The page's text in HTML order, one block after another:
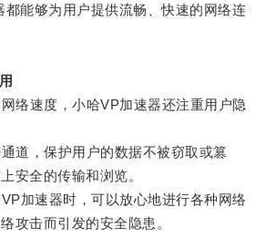
都能够为用户提供流畅、快速的网络连
速度，小哈VP加速器还注重用户隐
，保护用户的数据不被窃取或篡
安全的传输和浏览。
加速器时，可以放心地进行各种网络
攻击而引发的安全隐患。